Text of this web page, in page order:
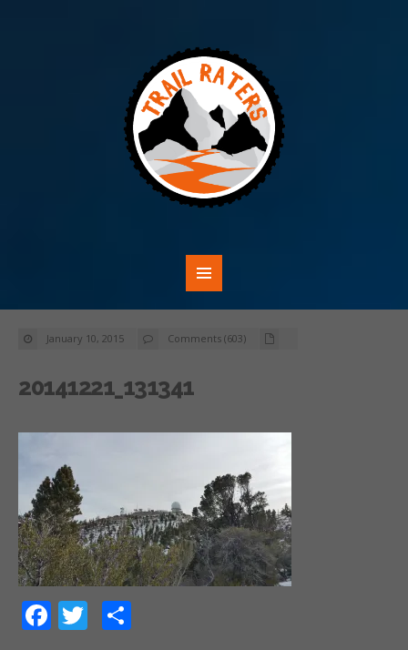
January 10, 2015 Comments (603)
20141221_131341
Facebook
Twitter